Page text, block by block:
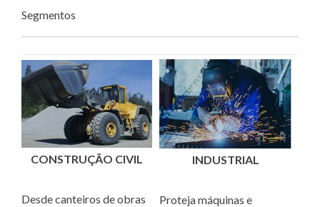
Segmentos
CONSTRUÇÃO CIVIL
Desde canteiros de obras
INDUSTRIAL
Proteja máquinas e